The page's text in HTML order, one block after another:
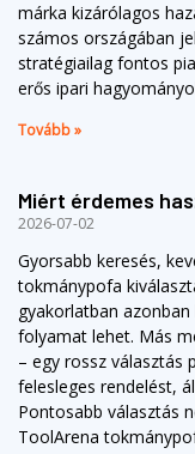
márka kizárólagos
számos országában
stratégiailag fontos
erős ipari
Tovább »
Miért érdemes
2026-07-02
Gyorsabb keresés,
tokmánypofa
gyakorlatban
folyamat lehet. Más
– egy rossz választás
felesleges rendelést,
Pontosabb választás
ToolArena